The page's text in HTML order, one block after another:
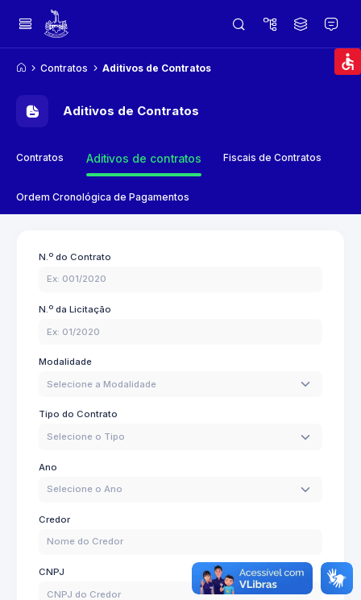
Contratos Aditivos de Contratos
Aditivos de Contratos
Contratos Aditivos de contratos Fiscais de Contratos
Ordem Cronológica de Pagamentos
N.º do Contrato
N.º da Licitação
Modalidade
Selecione a Modalidade
Tipo do Contrato
Selecione o Tipo
Ano
Selecione o Ano
Credor
CNPJ